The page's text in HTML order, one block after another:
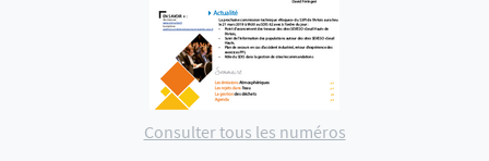
Consulter tous les numéros